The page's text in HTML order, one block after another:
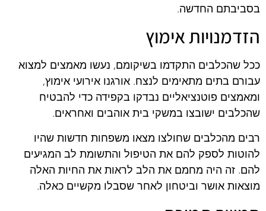
בסביבתם החדשה.
הזדמנויות אימוץ
ככל שהכלבים התקדמו בשיקומם, נעשו מאמצים למצוא
עבורם בתים מתאימים לנצח. אורגנו אירועי אימוץ,
ומאמצים פוטנציאליים נבדקו בקפידה כדי להבטיח
שהכלבים ישובצו במשקי בית אוהבים ואחראים.
רבים מהכלבים שחולצו מצאו משפחות חדשות שהיו
להוטות לספק להם את הטיפול והתשומת לב המגיעים
להם. זה היה מחמם את הלב לראות את החיות האלה
מוצאות אושר וביטחון לאחר שסבלו מקשיים כאלה.